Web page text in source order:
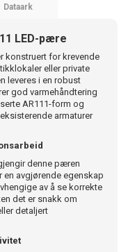
Dataark
LED-pære
konstruert for krevende
eller private
leveres i en robust
god varmehåndtering
AR111-form og
armaturer
denne pæren
en avgjørende egenskap
av å se korrekte
det er snakk om
detaljert